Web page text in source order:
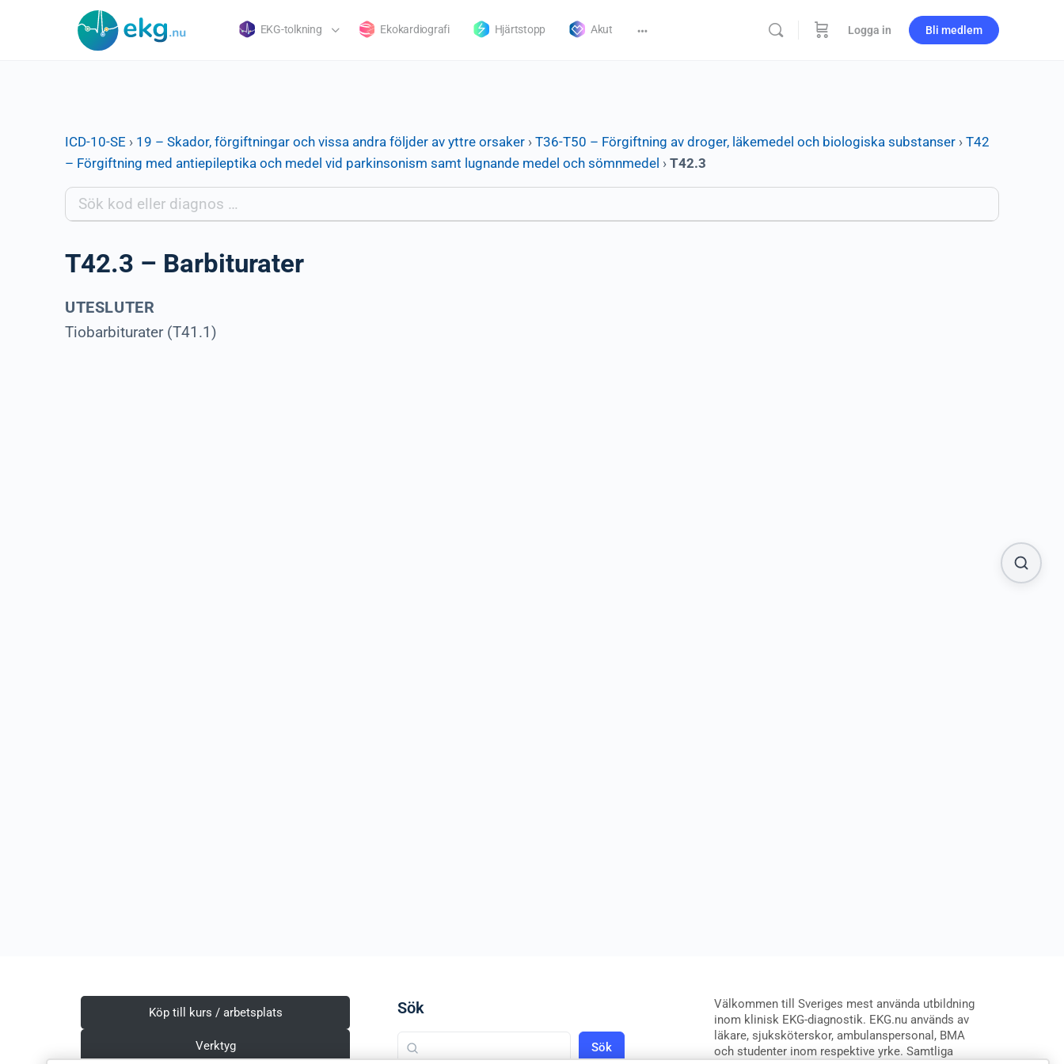
EKG-tolkning Ekokardiografi Hjärtstopp Akut Logga in Bli medlem
ICD-10-SE › 19 – Skador, förgiftningar och vissa andra följder av yttre orsaker › T36-T50 – Förgiftning av droger, läkemedel och biologiska substanser › T42
– Förgiftning med antiepileptika och medel vid parkinsonism samt lugnande medel och sömnmedel › T42.3
T42.3 – Barbiturater
UTESLUTER
Tiobarbiturater (T41.1)
Köp till kurs / arbetsplats
Verktyg
Sök
Sök
Välkommen till Sveriges mest använda utbildning
inom klinisk EKG-diagnostik. EKG.nu används av
läkare, sjuksköterskor, ambulanspersonal, BMA
och studenter inom respektive yrke. Samtliga